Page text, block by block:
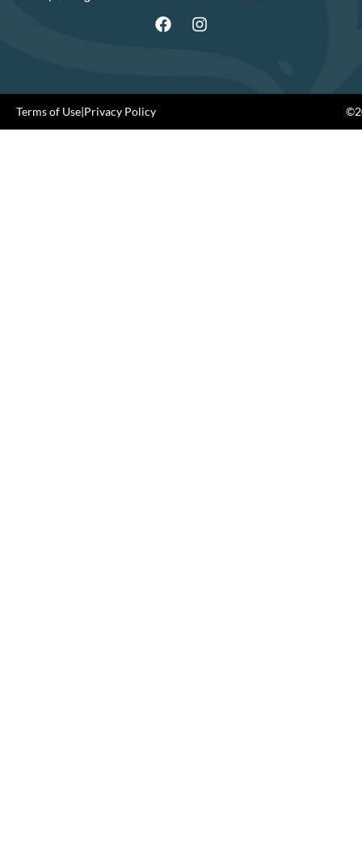
Terms of Use|Privacy Policy